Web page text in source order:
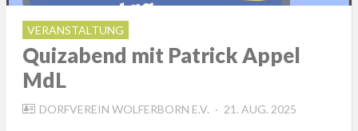
VERANSTALTUNG
Quizabend mit Patrick Appel
MdL
DORFVEREIN WOLFERBORN E.V.
POSTED
21. AUG. 2025